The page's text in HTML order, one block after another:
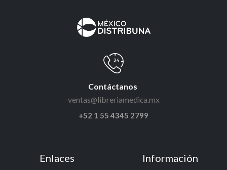
Contáctanos
ventas@libreriamedica.mx
+52 1 55 4345 2799
Enlaces Información